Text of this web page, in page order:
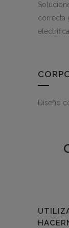
correcta
Diseño